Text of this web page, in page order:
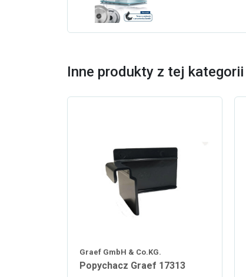
Inne produkty z tej kategorii
Graef GmbH & Co.KG.
Popychacz Graef 17313